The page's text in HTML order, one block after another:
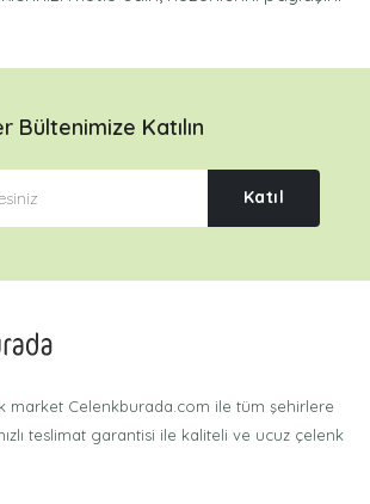
Bültenimize Katılın
Katıl
market Celenkburada.com ile tüm şehirlere
teslimat garantisi ile kaliteli ve ucuz çelenk